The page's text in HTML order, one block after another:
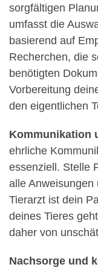
sorgfältigen
umfasst die
basierend auf
Recherchen, die
benötigten
Vorbereitung
den eigentlichen
Kommunikation
ehrliche
essenziell. Stelle
alle Anweisungen
Tierarzt ist dein
deines Tieres
daher von
Nachsorge und